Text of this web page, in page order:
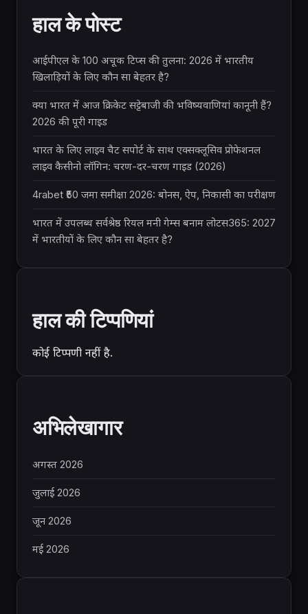
हाल के पोस्ट
आईपीएल के 100 अचूक टिप्स की तुलना: 2026 में भारतीय
खिलाड़ियों के लिए कौन सा बेहतर है?
क्या भारत में आज क्रिकेट सट्टेबाजी की भविष्यवाणियां कानूनी हैं?
2026 की पूरी गाइड
भारत के लिए लाइव चैट सपोर्ट के साथ एक्सक्लूसिव प्रोफेशनल
लाइव कैसीनो लॉगिन: चरण-दर-चरण गाइड (2026)
4rabet ₹50 जमा समीक्षा 2026: बोनस, ऐप, निकासी का परीक्षण
भारत में उपलब्ध सर्वश्रेष्ठ रियल मनी गेम्स बनाम लोटस365: 2027
में भारतीयों के लिए कौन सा बेहतर है?
हाल की टिप्पणियां
कोई टिप्पणी नहीं है.
अभिलेखागार
अगस्त 2026
जुलाई 2026
जून 2026
मई 2026